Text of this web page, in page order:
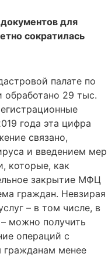
для
сократилась
палате по
обработано 29 тыс.
года эта цифра
связано,
и введением мер
которые, как
закрытие МФЦ
граждан. Невзирая
– в том числе, в
можно получить
операций с
гражданам менее